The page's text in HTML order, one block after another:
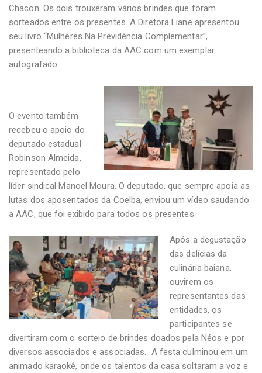
Chacon. Os dois trouxeram vários brindes que foram
sorteados entre os presentes. A Diretora Liane apresentou
seu livro “Mulheres Na Previdência Complementar”,
presenteando a biblioteca da AAC com um exemplar
autografado.
O evento também
recebeu o apoio do
deputado estadual
Robinson Almeida,
representado pelo
líder sindical Manoel Moura. O deputado, que sempre apoia as
lutas dos aposentados da Coelba, enviou um vídeo saudando
a AAC, que foi exibido para todos os presentes.
Após a degustação
das delícias da
culinária baiana,
ouvirem os
representantes das
entidades, os
participantes se
divertiram com o sorteio de brindes doados pela Néos e por
diversos associados e associadas. A festa culminou em um
animado karaokê, onde os talentos da casa soltaram a voz e